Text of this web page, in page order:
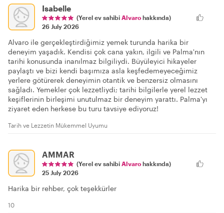
Isabelle
(Yerel ev sahibi Alvaro hakkında)
26 July 2026
Alvaro ile gerçekleştirdiğimiz yemek turunda harika bir
deneyim yaşadık. Kendisi çok cana yakın, ilgili ve Palma'nın
tarihi konusunda inanılmaz bilgiliydi. Büyüleyici hikayeler
paylaştı ve bizi kendi başımıza asla keşfedemeyeceğimiz
yerlere götürerek deneyimin otantik ve benzersiz olmasını
sağladı. Yemekler çok lezzetliydi; tarihi bilgilerle yerel lezzet
keşiflerinin birleşimi unutulmaz bir deneyim yarattı. Palma'yı
ziyaret eden herkese bu turu tavsiye ediyoruz!
Tarih ve Lezzetin Mükemmel Uyumu
AMMAR
(Yerel ev sahibi Alvaro hakkında)
25 July 2026
Harika bir rehber, çok teşekkürler
10